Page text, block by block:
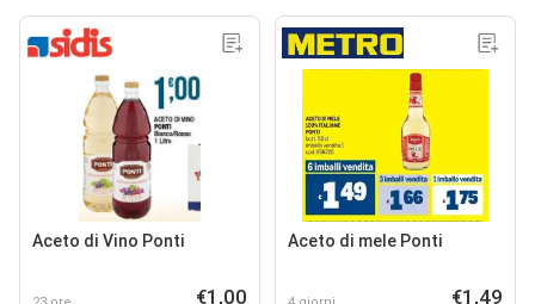
Aceto di Vino Ponti
€1,00
Aceto di mele Ponti
€1,49